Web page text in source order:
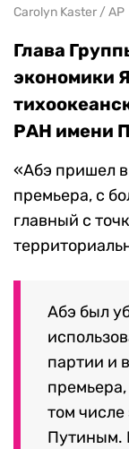
Carolyn Kaster / AP
Глава
экономики
РАН имени
«Абэ пришел в
премьера, с
главный с
Абэ был
партии и
том числе
Путиным.